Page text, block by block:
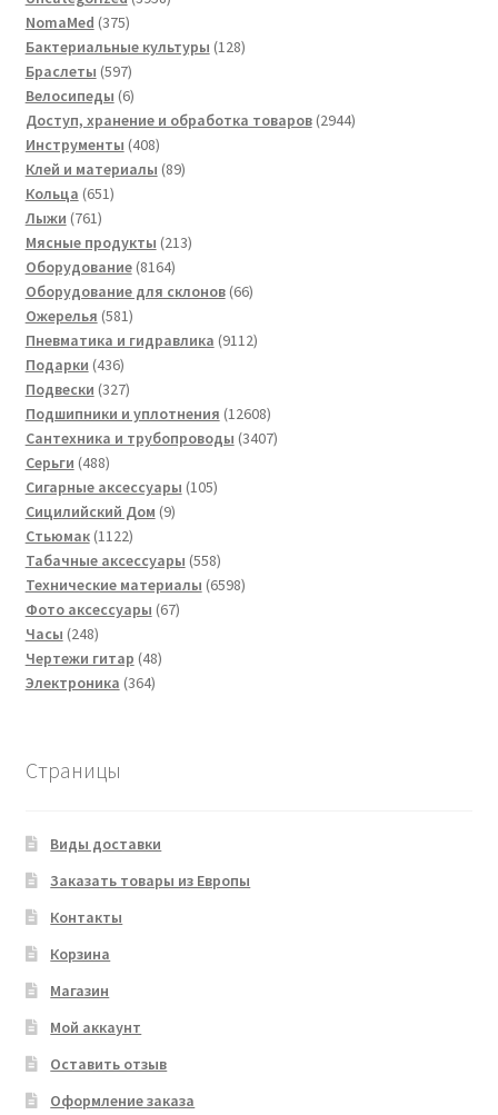
NomaMed 375375
товаров
Бактериальные культуры 128128
Браслеты 597597
товаров
Велосипеды 66
товаров
Доступ, хранение и обработка товаров 29442944
Инструменты 408408
товаров
Клей и материалы 8989
Кольца 651651
Лыжи 761761
товар
Мясные продукты 213213
Оборудование 81648164
товара
Оборудование для склонов 6666
Ожерелья 581581
товар
Пневматика и гидравлика 91129112
Подарки 436436
товаров
Подвески 327327
товаров
Подшипники и уплотнения 1260812608
товаров
Сантехника и трубопроводы 34073407
Серьги 488488
товаров
Сигарные аксессуары 105105
Сицилийский Дом 99
Стьюмак 11221122
товара
Табачные аксессуары 558558
товаров
Технические материалы 65986598
Фото аксессуары 6767
Часы 248248
товаров
Чертежи гитар 4848
Электроника 364364
Страницы
Виды доставки
Заказать товары из Европы
Контакты
Корзина
Магазин
Мой аккаунт
Оставить отзыв
Оформление заказа